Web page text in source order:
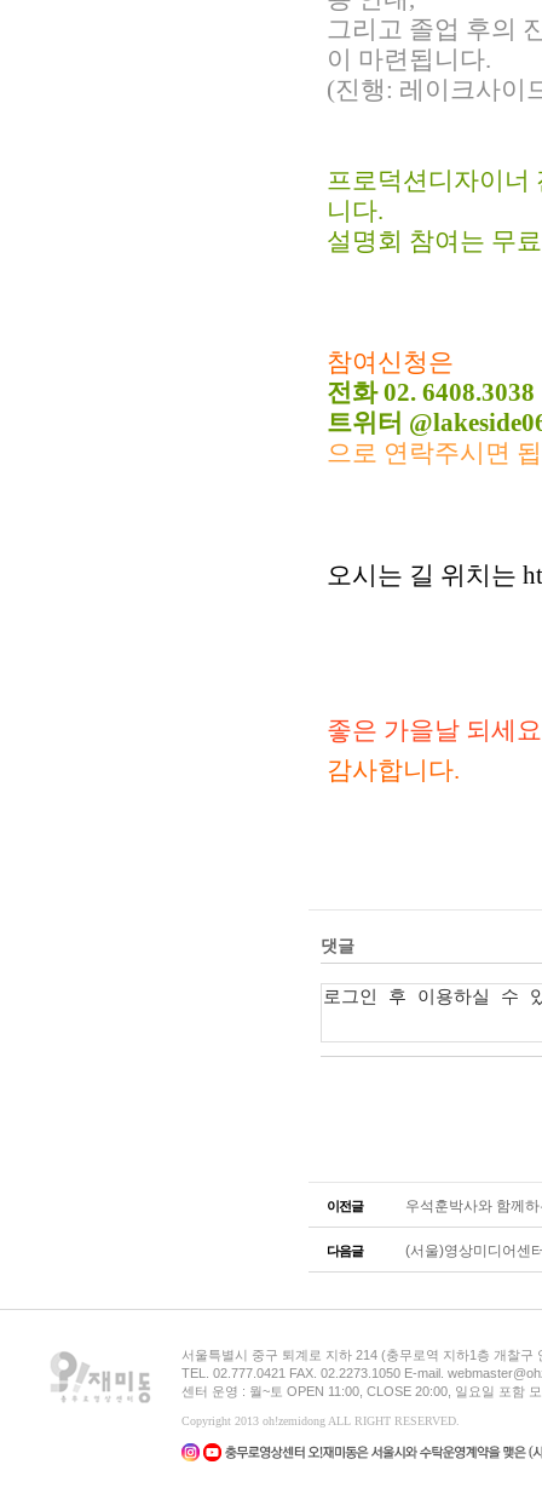
그리고 졸업 후의
이 마련됩니다.
(진행: 레이크사이
프로덕션디자이너
니다.
설명회 참여는 무
참여신청은
전화 02. 6408.3038
트위터
으로 연락주시면
오시는 길 위치는
좋은 가을날 되세
감사합니다.
이전글 우석훈박사와 함께
다음글 (서울)영상미디어센
서울특별시 중구 퇴계로 지하 214 (충무로역 지하1층 개찰구
TEL. 02.777.0421 FAX. 02.2273.1050 E-mail.
센터 운영 : 월~토 OPEN 11:00, CLOSE 20:00, 일요일 포함
Copyright 2013 oh!zemidong ALL RIGHT RESERVED.